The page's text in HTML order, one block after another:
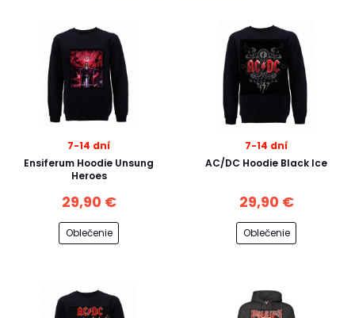
7-14 dní
Ensiferum Hoodie Unsung
Heroes
29,90 €
Oblečenie
7-14 dní
AC/DC Hoodie Black Ice
29,90 €
Oblečenie